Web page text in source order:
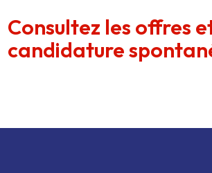
Consultez les offres
candidature